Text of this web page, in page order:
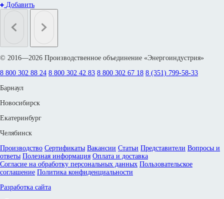
Добавить
© 2016—2026 Производственное объединение «Энергоиндустрия»
8 800 302 88 24 8 800 302 42 83 8 800 302 67 18 8 (351) 799-58-33
Барнаул
Новосибирск
Екатеринбург
Челябинск
Производство Сертификаты Вакансии Статьи Представители Вопросы и
ответы Полезная информация Оплата и доставка
Согласие на обработку персональных данных Пользовательское
соглашение Политика конфиденциальности
Разработка сайта